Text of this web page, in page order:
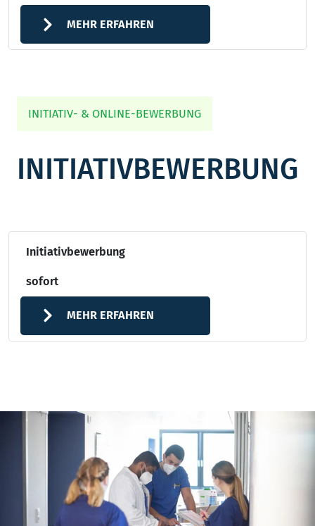
MEHR ERFAHREN
INITIATIV- & ONLINE-BEWERBUNG
INITIATIVBEWERBUNG
Initiativbewerbung
sofort
MEHR ERFAHREN